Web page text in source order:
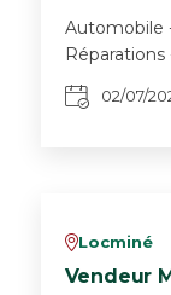
Automobile
02/07/
vLocminé
Vendeur